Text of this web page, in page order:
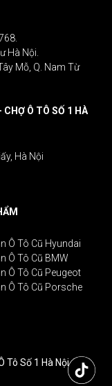
Hà Nội.
Mỗ, Q. Nam Từ
CHỢ Ô TÔ SỐ 1 HÀ
Hà Nội
Ô Tô Cũ Hyundai
Ô Tô Cũ BMW
Ô Tô Cũ Peugeot
Ô Tô Cũ Porsche
Tô Số 1 Hà Nội